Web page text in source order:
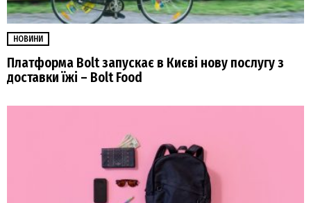
НОВИНИ
Платформа Bolt запускає в Києві нову послугу з
доставки їжі – Bolt Food